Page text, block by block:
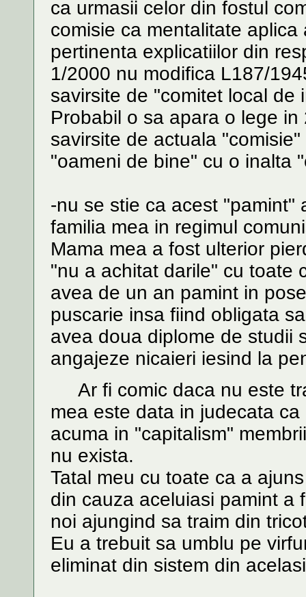
ca urmasii celor din fostul
comisie ca mentalitate
pertinenta explicatiilor din
1/2000 nu modifica L187/
savirsite de "comitet local de
Probabil o sa apara o lege
savirsite de actuala
"oameni de bine" cu o inalta
-nu se stie ca acest "pamint"
familia mea in regimul
Mama mea a fost ulterior
"nu a achitat darile" cu toate
avea de un an pamint in
puscarie insa fiind obligata
avea doua diplome de studii
angajeze nicaieri iesind la
Ar fi comic daca nu este
mea este data in judecata
acuma in "capitalism"
nu exista.
Tatal meu cu toate ca a
din cauza aceluiasi pamint a
noi ajungind sa traim din
Eu a trebuit sa umblu pe
eliminat din sistem din